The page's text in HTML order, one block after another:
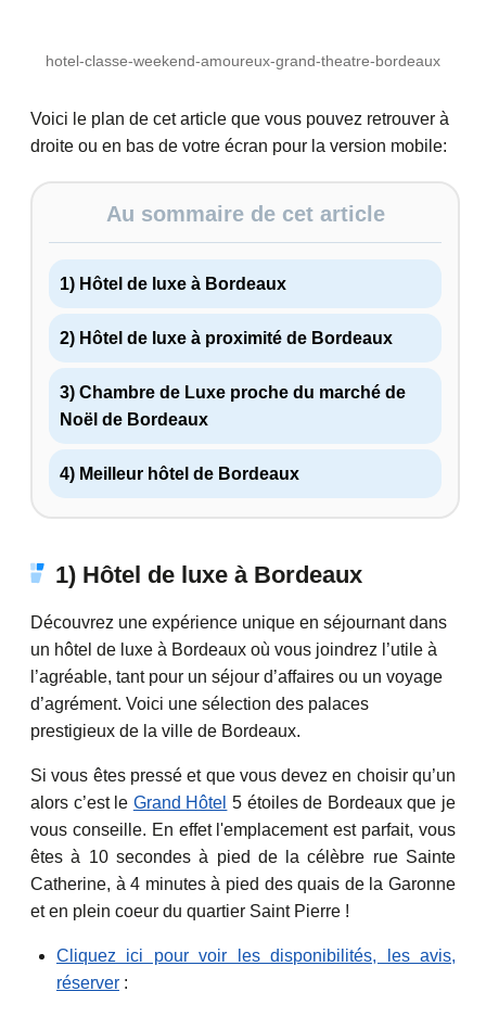
hotel-classe-weekend-amoureux-grand-theatre-bordeaux
Voici le plan de cet article que vous pouvez retrouver à
droite ou en bas de votre écran pour la version mobile:
Au sommaire de cet article
1) Hôtel de luxe à Bordeaux
2) Hôtel de luxe à proximité de Bordeaux
3) Chambre de Luxe proche du marché de
Noël de Bordeaux
4) Meilleur hôtel de Bordeaux
1) Hôtel de luxe à Bordeaux
Découvrez une expérience unique en séjournant dans
un hôtel de luxe à Bordeaux où vous joindrez l’utile à
l’agréable, tant pour un séjour d’affaires ou un voyage
d’agrément. Voici une sélection des palaces
prestigieux de la ville de Bordeaux.
Si vous êtes pressé et que vous devez en choisir qu’un
alors c’est le Grand Hôtel 5 étoiles de Bordeaux que je
vous conseille. En effet l'emplacement est parfait, vous
êtes à 10 secondes à pied de la célèbre rue Sainte
Catherine, à 4 minutes à pied des quais de la Garonne
et en plein coeur du quartier Saint Pierre !
Cliquez ici pour voir les disponibilités, les avis,
réserver :